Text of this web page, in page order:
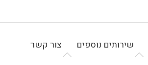
שירותים נוספים צור קשר